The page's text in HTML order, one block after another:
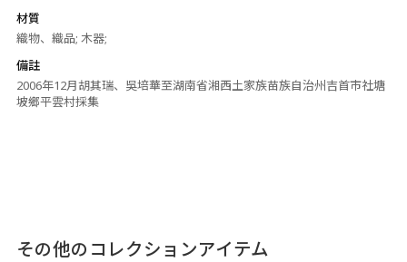
材質
織物、織品; 木器;
備註
2006年12月胡其瑞、吳培華至湖南省湘西土家族苗族自治州吉首市社塘
坡鄉平雲村採集
その他のコレクションアイテム